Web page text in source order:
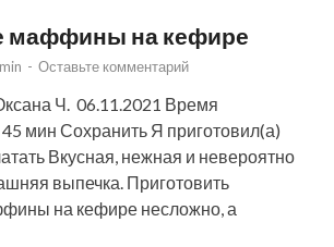
маффины на кефире
- Оставьте комментарий
Ч. 06.11.2021 Время
мин Сохранить Я приготовил(а)
Вкусная, нежная и невероятно
выпечка. Приготовить
на кефире несложно, а